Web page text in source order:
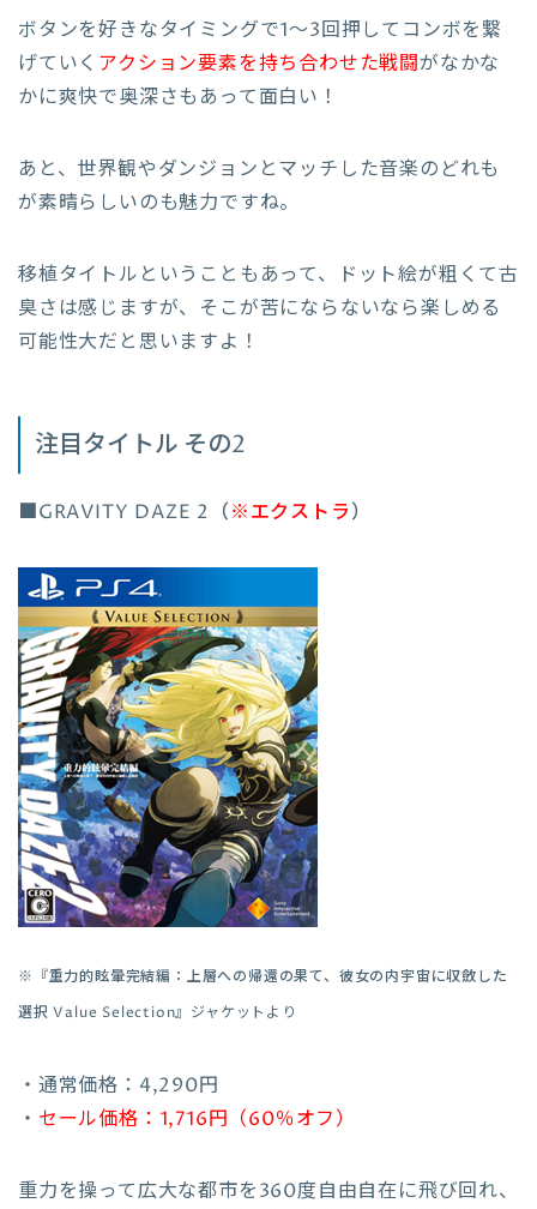
ボタンを好きなタイミングで1～3回押してコンボを繋
げていく アクション要素を持ち合わせた戦闘がなかな
かに爽快で奥深さもあって面白い！
あと、世界観やダンジョンとマッチした音楽のどれも
が素晴らしいのも魅力ですね。
移植タイトルということもあって、ドット絵が粗くて古
臭さは感じますが、そこが苦にならないなら楽しめる
可能性大だと思いますよ！
注目タイトル その2
■GRAVITY DAZE 2（※エクストラ）
※『重力的眩暈完結編：上層への帰還の果て、彼女の内宇宙に収斂した
選択 Value Selection』ジャケットより
・通常価格：4,290円
・ セール価格：1,716円（60％オフ）
重力を操って広大な都市を360度自由自在に飛び回れ、